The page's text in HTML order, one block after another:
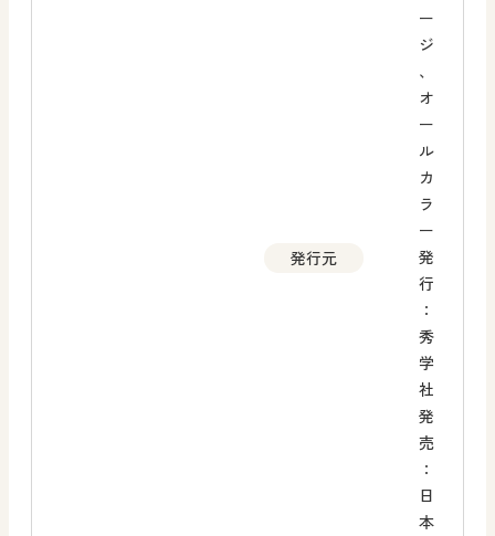
ー
ジ
、
オ
ー
ル
カ
ラ
ー
発行元
発
行
：
秀
学
社
発
売
：
日
本